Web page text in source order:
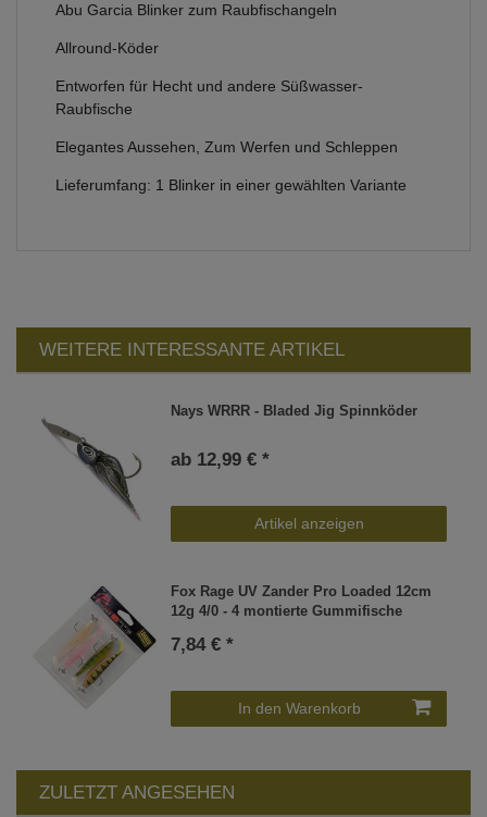
Abu Garcia Blinker zum Raubfischangeln
Allround-Köder
Entworfen für Hecht und andere Süßwasser-
Raubfische
Elegantes Aussehen, Zum Werfen und Schleppen
Lieferumfang: 1 Blinker in einer gewählten Variante
WEITERE INTERESSANTE ARTIKEL
Nays WRRR - Bladed Jig Spinnköder
ab 12,99 € *
Artikel anzeigen
Fox Rage UV Zander Pro Loaded 12cm
12g 4/0 - 4 montierte Gummifische
7,84 € *
In den Warenkorb
ZULETZT ANGESEHEN